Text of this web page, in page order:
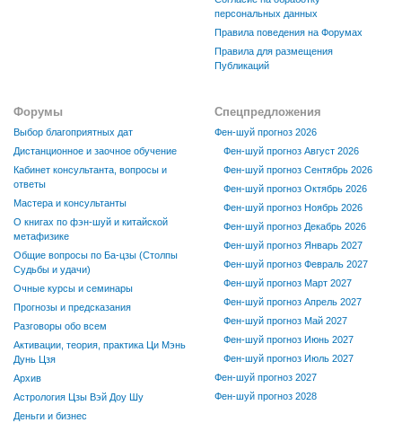
персональных данных
Правила поведения на Форумах
Правила для размещения
Публикаций
Форумы
Выбор благоприятных дат
Дистанционное и заочное обучение
Кабинет консультанта, вопросы и
ответы
Мастера и консультанты
О книгах по фэн-шуй и китайской
метафизике
Общие вопросы по Ба-цзы (Столпы
Судьбы и удачи)
Очные курсы и семинары
Прогнозы и предсказания
Разговоры обо всем
Активации, теория, практика Ци Мэнь
Дунь Цзя
Архив
Астрология Цзы Вэй Доу Шу
Деньги и бизнес
Спецпредложения
Фен-шуй прогноз 2026
Фен-шуй прогноз Август 2026
Фен-шуй прогноз Сентябрь 2026
Фен-шуй прогноз Октябрь 2026
Фен-шуй прогноз Ноябрь 2026
Фен-шуй прогноз Декабрь 2026
Фен-шуй прогноз Январь 2027
Фен-шуй прогноз Февраль 2027
Фен-шуй прогноз Март 2027
Фен-шуй прогноз Апрель 2027
Фен-шуй прогноз Май 2027
Фен-шуй прогноз Июнь 2027
Фен-шуй прогноз Июль 2027
Фен-шуй прогноз 2027
Фен-шуй прогноз 2028